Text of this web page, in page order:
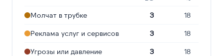
Молчат в трубке 3 18
Реклама услуг и сервисов 3 18
Угрозы или давление 3 18